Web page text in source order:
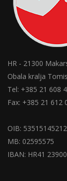
HR - 21300
Obala kralja
Tel: +385 21 608
Fax: +385 21 612
OIB: 53515145212
MB: 02595575
IBAN: HR41